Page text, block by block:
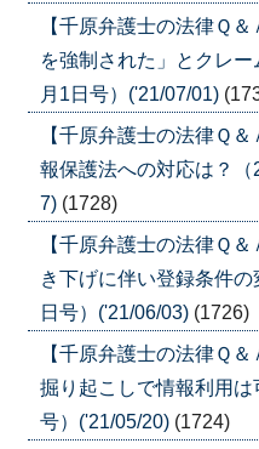
【千原弁護士の法律
を強制された」とクレ
月1日号）('21/07/01)
【千原弁護士の法律
報保護法への対応は？
7) (1728)
【千原弁護士の法律Ｑ
き下げに伴い登録条件
日号）('21/06/03) (1726)
【千原弁護士の法律
掘り起こしで情報利用
号）('21/05/20) (1724)